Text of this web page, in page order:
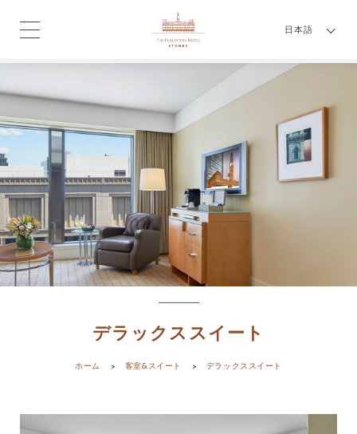
日本語
デラックススイート
ホーム 客室&スイート デラックススイート